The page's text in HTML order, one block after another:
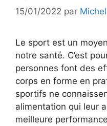
15/01/2022 par
Le sport est un
notre santé. C’est
personnes font des
corps en forme en
sportifs ne
alimentation qui leur
meilleure